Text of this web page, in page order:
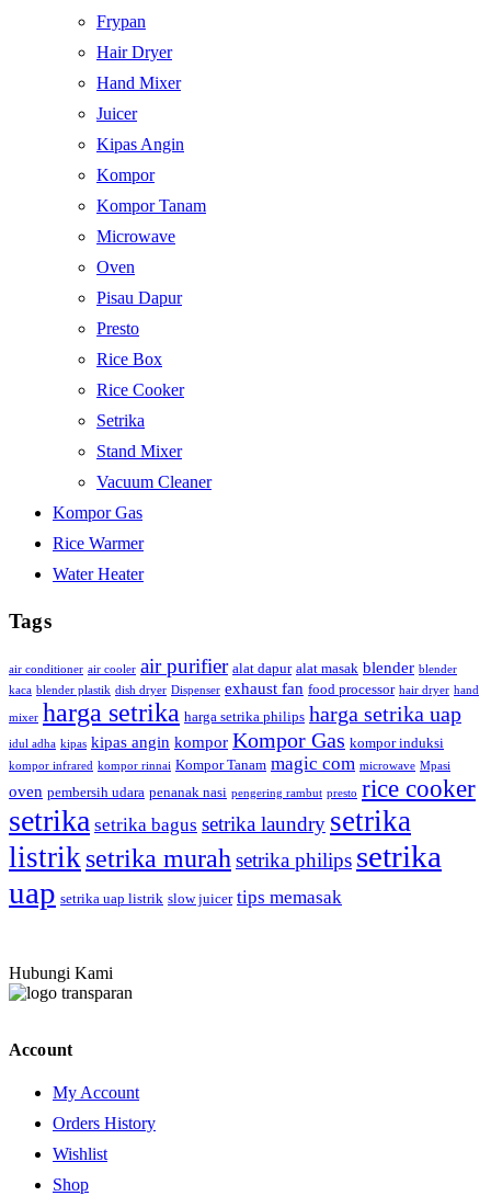
Frypan
Hair Dryer
Hand Mixer
Juicer
Kipas Angin
Kompor
Kompor Tanam
Microwave
Oven
Pisau Dapur
Presto
Rice Box
Rice Cooker
Setrika
Stand Mixer
Vacuum Cleaner
Kompor Gas
Rice Warmer
Water Heater
Tags
air conditioner air cooler air purifier alat dapur alat masak blender blender
kaca blender plastik dish dryer Dispenser exhaust fan food processor hair dryer hand
mixer harga setrika harga setrika philips harga setrika uap
idul adha kipas kipas angin kompor Kompor Gas kompor induksi
kompor infrared kompor rinnai Kompor Tanam magic com microwave Mpasi
oven pembersih udara penanak nasi pengering rambut presto rice cooker
setrika setrika bagus setrika laundry setrika
listriksetrika murah setrika philips setrika
uap setrika uap listrik slow juicer tips memasak
Hubungi Kami
Account
My Account
Orders History
Wishlist
Shop